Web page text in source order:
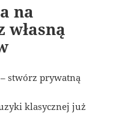
na
stwórz prywatną
klasycznej już